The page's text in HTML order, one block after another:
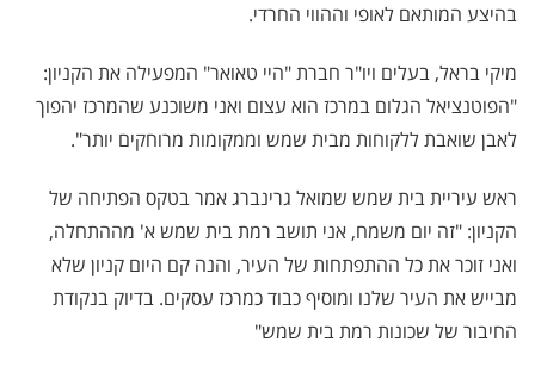
בהיצע המותאם לאופי וההווי החרדי.
מיקי בראל, בעלים ויו"ר חברת "היי טאואר" המפעילה את הקניון:
"הפוטנציאל הגלום במרכז הוא עצום ואני משוכנע שהמרכז יהפוך
לאבן שואבת ללקוחות מבית שמש וממקומות מרוחקים יותר".
ראש עיריית בית שמש שמואל גרינברג אמר בטקס הפתיחה של
הקניון: "זה יום משמח, אני תושב רמת בית שמש א' מההתחלה,
ואני זוכר את כל ההתפתחות של העיר, והנה קם היום קניון שלא
מבייש את העיר שלנו ומוסיף כבוד כמרכז עסקים. בדיוק בנקודת
החיבור של שכונות רמת בית שמש"